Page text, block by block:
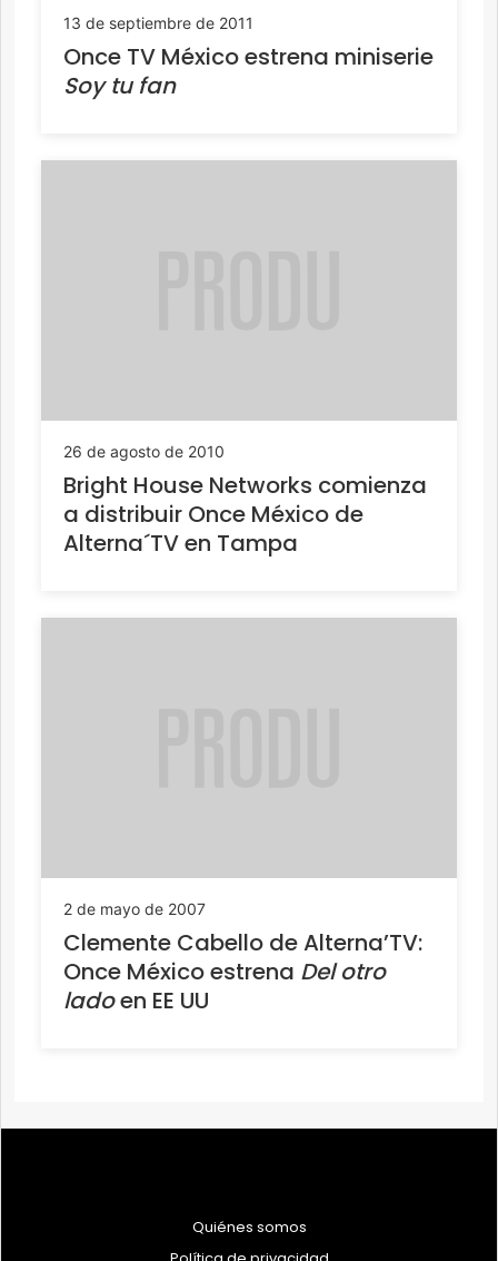
13 de septiembre de 2011
Once TV México estrena miniserie
Soy tu fan
26 de agosto de 2010
Bright House Networks comienza
a distribuir Once México de
Alterna´TV en Tampa
2 de mayo de 2007
Clemente Cabello de Alterna’TV:
Once México estrena Del otro
ladoen EE UU
Quiénes somos